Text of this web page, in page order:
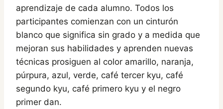
aprendizaje de cada alumno. Todos los
participantes comienzan con un cinturón
blanco que significa sin grado y a medida que
mejoran sus habilidades y aprenden nuevas
técnicas prosiguen al color amarillo, naranja,
púrpura, azul, verde, café tercer kyu, café
segundo kyu, café primero kyu y el negro
primer dan.